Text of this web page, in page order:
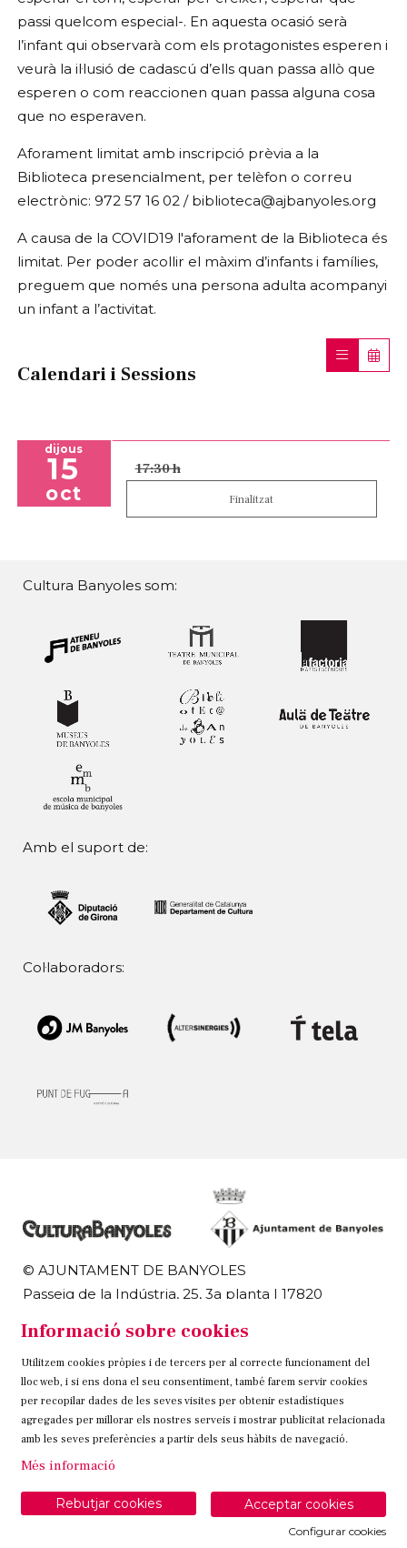
passi quelcom especial-. En aquesta ocasió serà
l’infant qui observarà com els protagonistes esperen i
veurà la il·lusió de cadascú d’ells quan passa allò que
esperen o com reaccionen quan passa alguna cosa
que no esperaven.
Aforament limitat amb inscripció prèvia a la
Biblioteca presencialment, per telèfon o correu
electrònic: 972 57 16 02 / biblioteca@ajbanyoles.org
A causa de la COVID19 l'aforament de la Biblioteca és
limitat. Per poder acollir el màxim d’infants i famílies,
preguem que només una persona adulta acompanyi
un infant a l’activitat.
Calendari i Sessions
dijous
15
oct
17:30 h
Finalitzat
Cultura Banyoles som:
Amb el suport de:
Col·laboradors:
© AJUNTAMENT DE BANYOLES
Passeig de la Indústria, 25, 3a planta | 17820
972 58 18 48 | 972 57 00 50
Sitemap Avís Legal Ús de Cookies Contacteu
Link a instagram
Link a twitter
Link a facebook
Informació sobre cookies
Utilitzem cookies pròpies i de tercers per al correcte funcionament del
lloc web, i si ens dona el seu consentiment, també farem servir cookies
per recopilar dades de les seves visites per obtenir estadístiques
agregades per millorar els nostres serveis i mostrar publicitat relacionada
amb les seves preferències a partir dels seus hàbits de navegació.
Més informació
Acceptar cookies
Rebutjar cookies
Configurar cookies